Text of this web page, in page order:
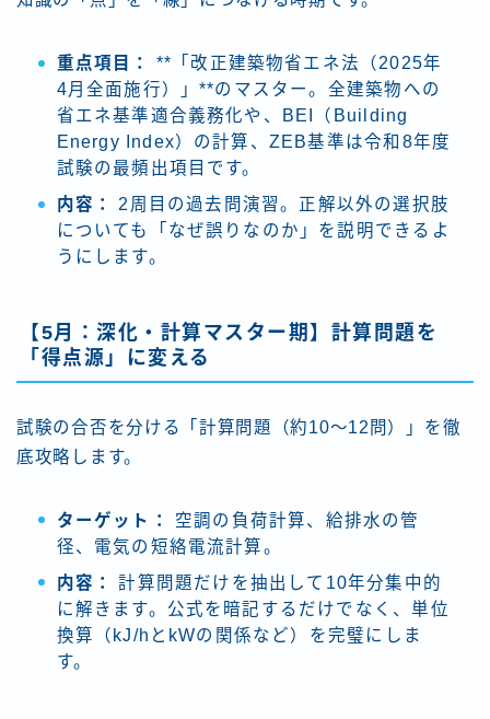
重点項目：
**「改正建築物省エネ法（2025年
4月全面施行）」**のマスター。全建築物への
省エネ基準適合義務化や、BEI（Building
Energy Index）の計算、ZEB基準は令和8年度
試験の最頻出項目です。
内容：
2周目の過去問演習。正解以外の選択肢
についても「なぜ誤りなのか」を説明できるよ
うにします。
【5月：深化・計算マスター期】計算問題を
「得点源」に変える
試験の合否を分ける「計算問題（約10〜12問）」を徹
底攻略します。
ターゲット：
空調の負荷計算、給排水の管
径、電気の短絡電流計算。
内容：
計算問題だけを抽出して10年分集中的
に解きます。公式を暗記するだけでなく、単位
換算（kJ/hとkWの関係など）を完璧にしま
す。